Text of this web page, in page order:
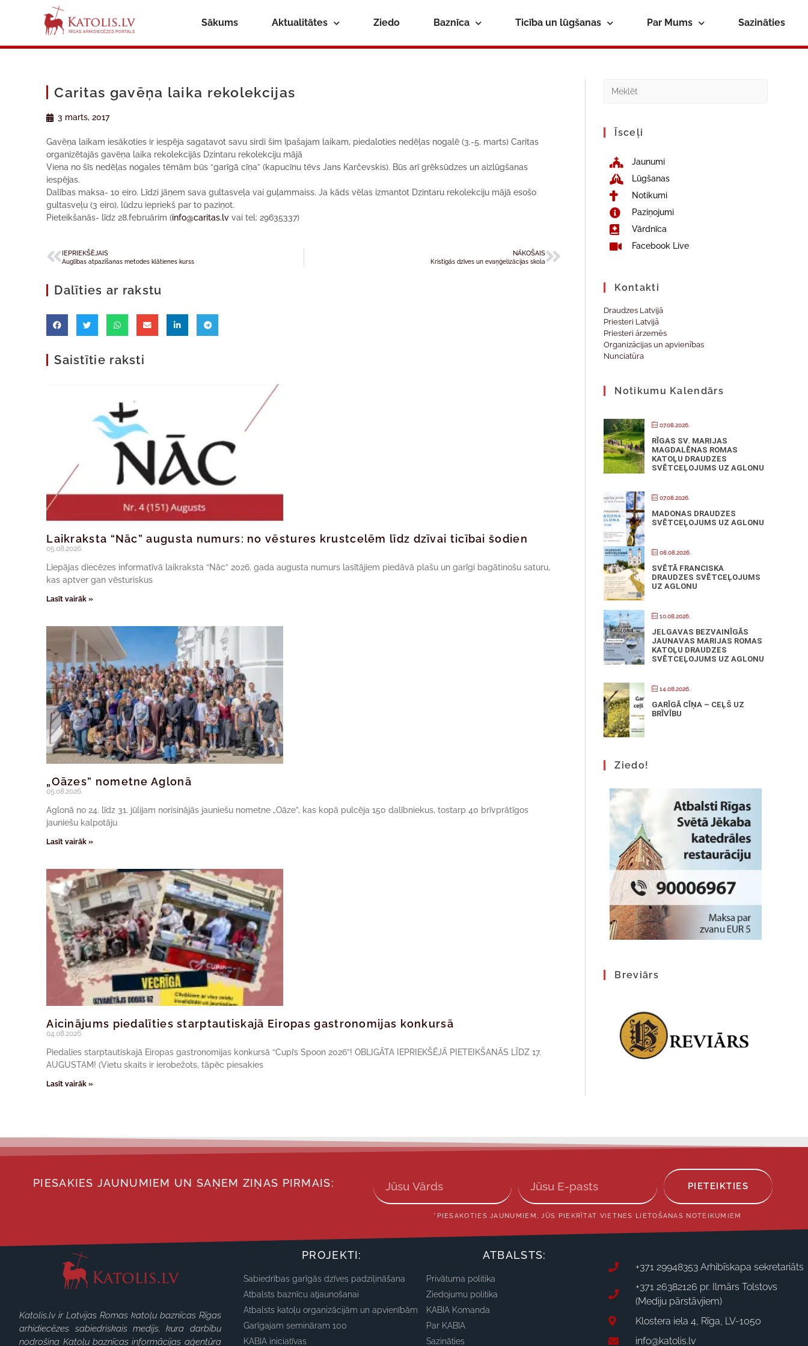
Sākums Aktualitātes Ziedo Baznīca Ticība un lūgšanas Par Mums Sazināties
Caritas gavēņa laika rekolekcijas
3 marts, 2017
Gavēņa laikam iesākoties ir iespēja sagatavot savu sirdi šim īpašajam laikam, piedaloties nedēļas nogalē (3.-5. marts) Caritas
organizētajās gavēņa laika rekolekcijās Dzintaru rekolekciju mājā
Viena no šīs nedēļas nogales tēmām būs “garīgā cīņa” (kapucīnu tēvs Jans Karčevskis). Būs arī grēksūdzes un aizlūgšanas
iespējas.
Dalības maksa- 10 eiro. Līdzi jāņem sava gultasveļa vai guļammaiss. Ja kāds vēlas izmantot Dzintaru rekolekciju mājā esošo
gultasveļu (3 eiro), lūdzu iepriekš par to paziņot.
Pieteikšanās- līdz 28.februārim (info@caritas.lv vai tel: 29635337)
IEPRIEKŠĒJAIS
Auglības atpazīšanas metodes klātienes kurss
NĀKOŠAIS
Kristīgās dzīves un evaņģelizācijas skola
Dalīties ar rakstu
Saistītie raksti
Laikraksta “Nāc” augusta numurs: no vēstures krustcelēm līdz dzīvai ticībai šodien
05.08.2026.
Liepājas diecēzes informatīvā laikraksta “Nāc” 2026. gada augusta numurs lasītājiem piedāvā plašu un garīgi bagātinošu saturu,
kas aptver gan vēsturiskus
Lasīt vairāk »
„Oāzes” nometne Aglonā
05.08.2026.
Aglonā no 24. līdz 31. jūlijam norisinājās jauniešu nometne „Oāze”, kas kopā pulcēja 150 dalībniekus, tostarp 40 brīvprātīgos
jauniešu kalpotāju
Lasīt vairāk »
Aicinājums piedalīties starptautiskajā Eiropas gastronomijas konkursā
04.08.2026.
Piedalies starptautiskajā Eiropas gastronomijas konkursā “Cupi’s Spoon 2026”! OBLIGĀTA IEPRIEKŠĒJĀ PIETEIKŠANĀS LĪDZ 17.
AUGUSTAM! (Vietu skaits ir ierobežots, tāpēc piesakies
Lasīt vairāk »
Īsceļi
Jaunumi
Lūgšanas
Notikumi
Paziņojumi
Vārdnīca
Facebook Live
Kontakti
Draudzes Latvijā
Priesteri Latvijā
Priesteri ārzemēs
Organizācijas un apvienības
Nunciatūra
Notikumu Kalendārs
07.08.2026.
RĪGAS SV. MARIJAS
MAGDALĒNAS ROMAS
KATOĻU DRAUDZES
SVĒTCEĻOJUMS UZ AGLONU
07.08.2026.
MADONAS DRAUDZES
SVĒTCEĻOJUMS UZ AGLONU
08.08.2026.
SVĒTĀ FRANCISKA
DRAUDZES SVĒTCEĻOJUMS
UZ AGLONU
10.08.2026.
JELGAVAS BEZVAINĪGĀS
JAUNAVAS MARIJAS ROMAS
KATOĻU DRAUDZES
SVĒTCEĻOJUMS UZ AGLONU
14.08.2026.
GARĪGĀ CĪŅA – CEĻŠ UZ
BRĪVĪBU
Ziedo!
Breviārs
PIESAKIES JAUNUMIEM UN SAŅEM ZIŅAS PIRMAIS: PIETEIKTIES
*PIESAKOTIES JAUNUMIEM, JŪS PIEKRĪTAT VIETNES LIETOŠANAS NOTEIKUMIEM
Katolis.lv ir Latvijas Romas katoļu baznīcas Rīgas
arhidiecēzes sabiedriskais medijs, kura darbību
nodrošina Katoļu baznīcas informācijas aģentūra
PROJEKTI:
Sabiedrības garīgās dzīves padziļināšana
Atbalsts baznīcu atjaunošanai
Atbalsts katoļu organizācijām un apvienībām
Garīgajam semināram 100
KABIA iniciatīvas
ATBALSTS:
Privātuma politika
Ziedojumu politika
KABIA Komanda
Par KABIA
Sazināties
+371 29948353 Arhibīskapa sekretariāts
+371 26382126 pr. Ilmārs Tolstovs
(Mediju pārstāvjiem)
Klostera iela 4, Rīga, LV-1050
info@katolis.lv